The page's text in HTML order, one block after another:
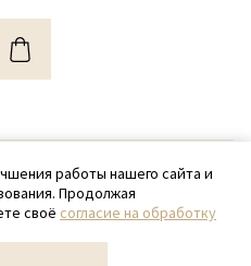
SamPack
699-97-87
работы нашего сайта и
Продолжая
своё согласие на обработку